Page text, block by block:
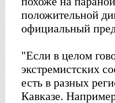
положительной
официальный
"Если в целом
экстремистских
есть в разных
Кавказе.